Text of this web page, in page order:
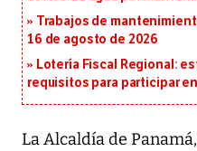
Trabajos de
16 de agosto de 2026
Lotería Fiscal Regional:
requisitos para participar
La Alcaldía de